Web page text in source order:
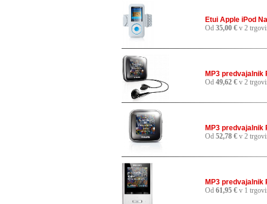
Etui Apple iPod
Od 35,00 € v 2
MP3 predvajalnik
Od 49,62 € v 2
MP3 predvajalnik
Od 52,78 € v 2
MP3 predvajalnik
Od 61,95 € v 1